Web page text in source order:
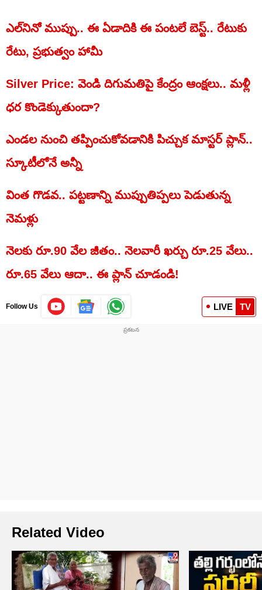
ఎల్‌నినో ముప్పు.. ఈ ఏడాదికి ఈ పంటలే బెస్ట్.. రేటుకు
రేటు, ప్రభుత్వం హామీ
Silver Price: వెండి దిగుమతిపై కేంద్రం ఆంక్షలు.. మళ్లీ
ధర కొండెక్కుతుందా?
ఎండల నుంచి తప్పించుకోవడానికి పిచ్చుక మాస్టర్ ప్లాన్..
స్కూటీలోనే అన్నీ
వింత గొడవ.. పట్టణాన్ని ముప్పుతిప్పలు పెడుతున్న
నెమళ్లు
నెలకు రూ.90 వేల జీతం.. నెలవారీ ఖర్చు రూ.25 వేలు..
రూ.65 వేలు ఆదా.. ఈ ప్లాన్ చూడండి!
Follow Us LIVE TV
Related Video